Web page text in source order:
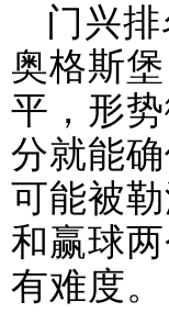
门兴
奥格斯
平，形
分就能
可能被
和赢球
有难度。